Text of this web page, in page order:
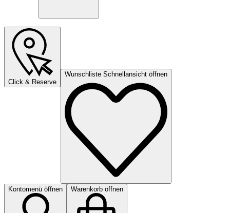
Click & Reserve
Wunschliste Schnellansicht öffnen
Kontomenü öffnen Warenkorb öffnen